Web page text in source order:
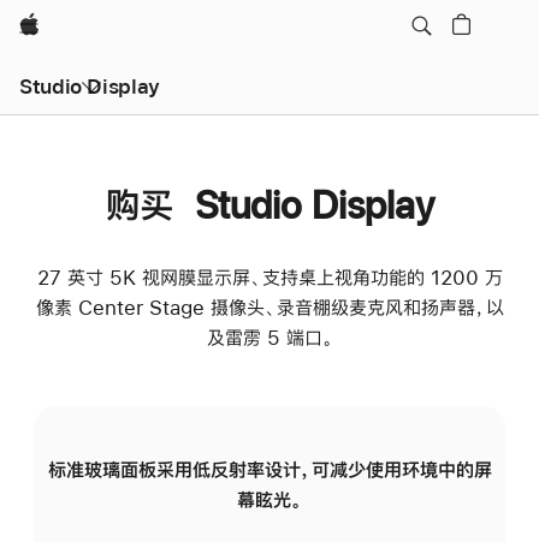
Apple
Studio Display
购买 Studio Display
27 英寸 5K 视网膜显示屏、支持桌上视角功能的 1200 万
像素 Center Stage 摄像头、录音棚级麦克风和扬声器，以
及雷雳 5 端口。
标准玻璃面板采用低反射率设计，可减少使用环境中的屏
幕眩光。